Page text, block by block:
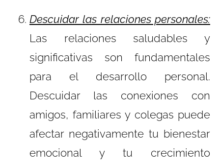
Descuidar las relaciones personales:
Las relaciones saludables y
significativas son fundamentales
para el desarrollo personal.
Descuidar las conexiones con
amigos, familiares y colegas puede
afectar negativamente tu bienestar
emocional y tu crecimiento